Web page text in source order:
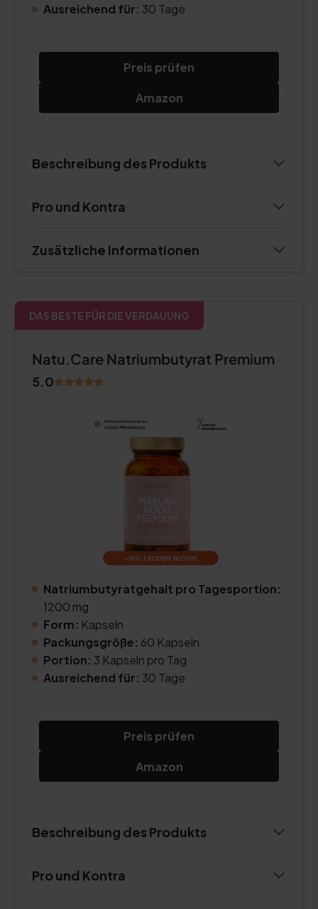
Ausreichend für: 30 Tage
Preis prüfen
Amazon
Beschreibung des Produkts
Pro und Kontra
Zusätzliche Informationen
DAS BESTE FÜR DIE VERDAUUNG
Natu.Care Natriumbutyrat Premium
5.0
Natriumbutyratgehalt pro Tagesportion:
1200 mg
Form: Kapseln
Packungsgröße: 60 Kapseln
Portion: 3 Kapseln pro Tag
Ausreichend für: 30 Tage
Preis prüfen
Amazon
Beschreibung des Produkts
Pro und Kontra